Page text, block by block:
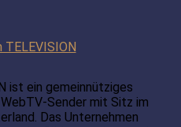
ist ein gemeinnütziges
Sender mit Sitz im
Das Unternehmen